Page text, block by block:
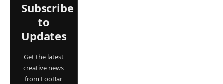
Subscribe
to
Updates
Get the latest
creative news
from FooBar